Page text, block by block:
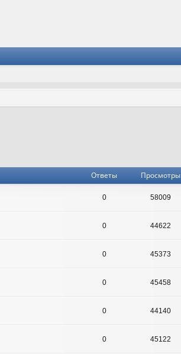
Ответы Просмотры
0 58009
0 44622
0 45373
0 45458
0 44140
0 45122